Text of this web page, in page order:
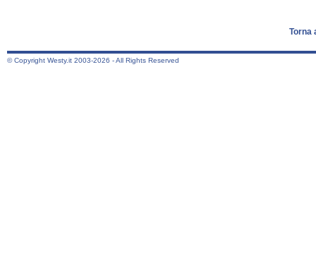
Torna
© Copyright Westy.it 2003-2026 - All Rights Reserved